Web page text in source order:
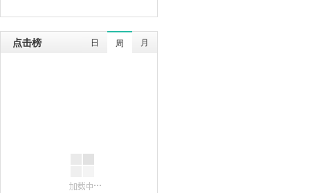
点击榜 日 周 月